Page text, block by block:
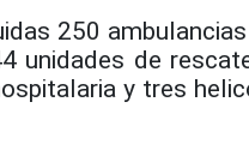
250
unidades de
y tres